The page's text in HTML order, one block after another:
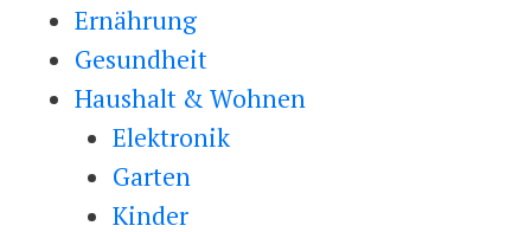
Ernährung
Gesundheit
Haushalt & Wohnen
Elektronik
Garten
Kinder